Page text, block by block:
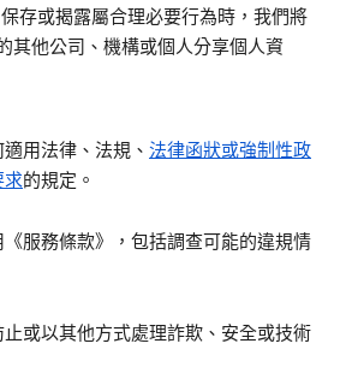
存或揭露屬合理必要行為時，我們將
其他公司、機構或個人分享個人資
用法律、法規、 法律函狀或強制性政
求的規定。
服務條款》，包括調查可能的違規情
或以其他方式處理詐欺、安全或技術